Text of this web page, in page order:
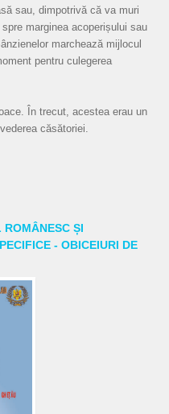
sau, dimpotrivă că va muri
marginea acoperișului sau
marchează mijlocul
pentru culegerea
În trecut, acestea erau un
căsătoriei.
ȘI
- OBICEIURI DE